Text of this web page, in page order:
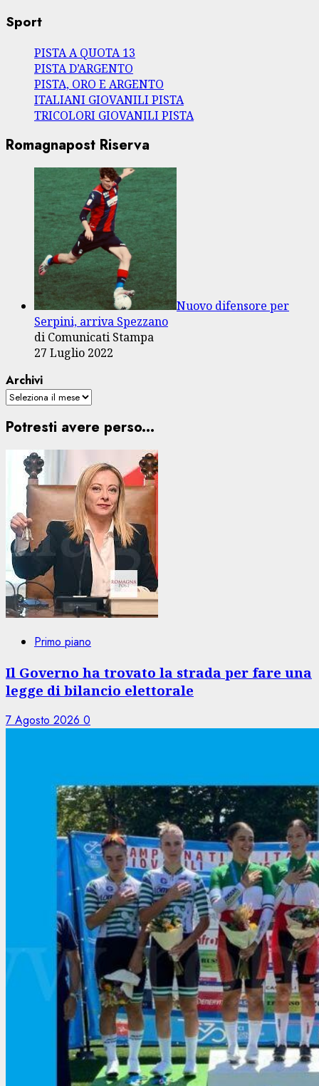
Sport
PISTA A QUOTA 13
PISTA D’ARGENTO
PISTA, ORO E ARGENTO
ITALIANI GIOVANILI PISTA
TRICOLORI GIOVANILI PISTA
Romagnapost Riserva
Nuovo difensore per
Serpini, arriva Spezzano
di Comunicati Stampa
27 Luglio 2022
Archivi
Potresti avere perso...
Primo piano
Il Governo ha trovato la strada per fare una
legge di bilancio elettorale
7 Agosto 2026 0